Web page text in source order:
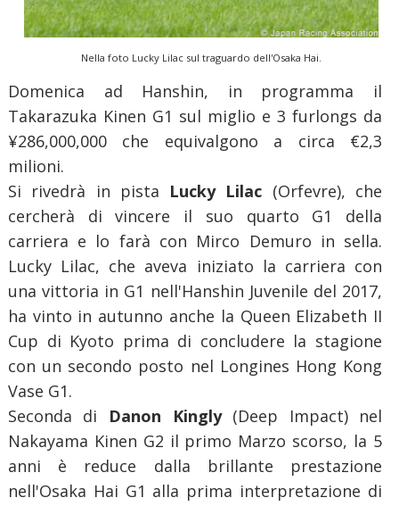
Nella foto Lucky Lilac sul traguardo dell'Osaka Hai.
Domenica ad Hanshin, in programma il
Takarazuka Kinen G1 sul miglio e 3 furlongs da
¥286,000,000 che equivalgono a circa €2,3
milioni.
Si rivedrà in pista Lucky Lilac (Orfevre), che
cercherà di vincere il suo quarto G1 della
carriera e lo farà con Mirco Demuro in sella.
Lucky Lilac, che aveva iniziato la carriera con
una vittoria in G1 nell'Hanshin Juvenile del 2017,
ha vinto in autunno anche la Queen Elizabeth II
Cup di Kyoto prima di concludere la stagione
con un secondo posto nel Longines Hong Kong
Vase G1.
Seconda di Danon Kingly(Deep Impact) nel
Nakayama Kinen G2 il primo Marzo scorso, la 5
anni è reduce dalla brillante prestazione
nell'Osaka Hai G1 alla prima interpretazione di